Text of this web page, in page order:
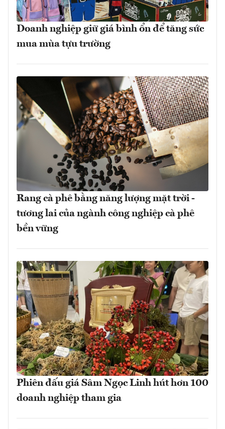
Doanh nghiệp giữ giá bình ổn để tăng sức
mua mùa tựu trường
Rang cà phê bằng năng lượng mặt trời -
tương lai của ngành công nghiệp cà phê
bền vững
Phiên đấu giá Sâm Ngọc Linh hút hơn 100
doanh nghiệp tham gia